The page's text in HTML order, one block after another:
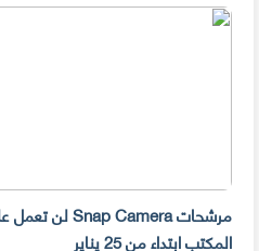
المكتب ابتداء من 25 يناير